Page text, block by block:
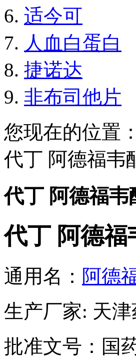
适今可
人血白蛋白
捷诺达
非布司他片
您现在的位置：
代丁 阿德福韦
代丁 阿德福韦
代丁 阿德福
通用名： 阿德
生产厂家: 天
批准文号：国